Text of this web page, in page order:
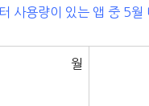
사용량이 있는 앱 중 5월
월